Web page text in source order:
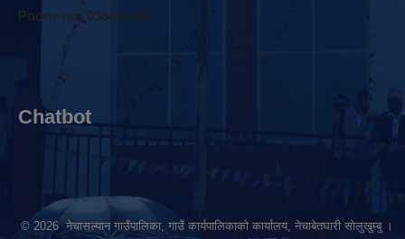
Phone no: 038412302
Chatbot
© 2026 नेचासल्यान गाउँपालिका, गाउँ कार्यपालिकाको कार्यालय, नेचाबेतघारी सोलुखुम्बु ।